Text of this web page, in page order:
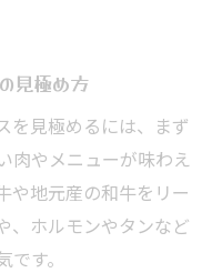
見極め方
を見極めるには、まず
肉やメニューが味わえ
や地元産の和牛をリー
、ホルモンやタンなど
す。